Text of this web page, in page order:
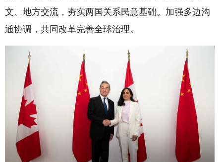
文、地方交流，夯实两国关系民意基础。加强多边沟
通协调，共同改革完善全球治理。